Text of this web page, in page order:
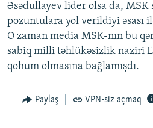
Əsədullayev lider olsa da, MSK
pozuntulara yol verildiyi əsası
O zaman media MSK-nın bu
sabiq milli təhlükəsizlik naziri
qohum olmasına bağlamışdı.
Paylaş VPN-siz açmaq